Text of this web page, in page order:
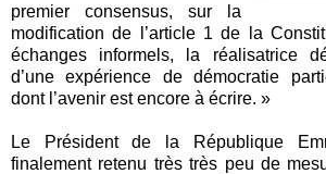
premier consensus, sur la
modification de l’article 1 de la
échanges informels, la réalisatrice
d’une expérience de démocratie
dont l’avenir est encore à écrire. »
Le Président de la République
finalement retenu très très peu de